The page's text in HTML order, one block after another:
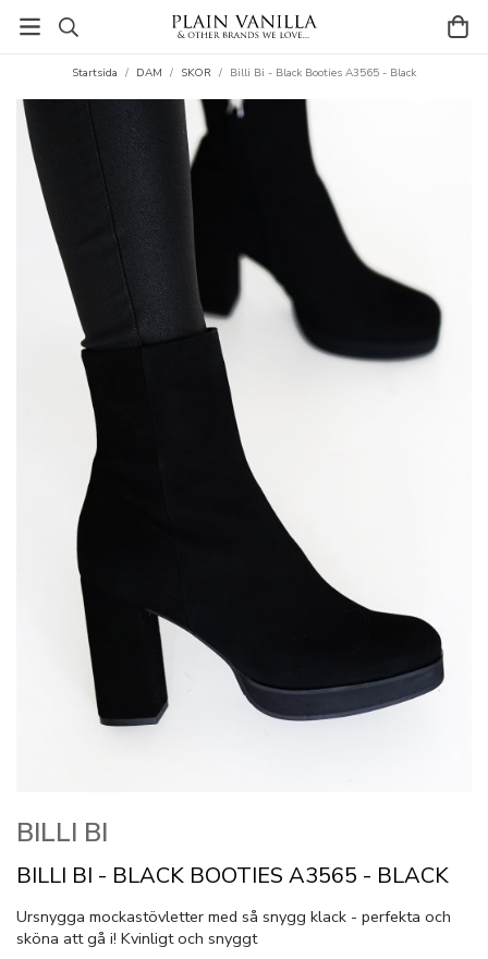
Startsida / DAM / SKOR / Billi Bi - Black Booties A3565 - Black
BILLI BI
BILLI BI - BLACK BOOTIES A3565 - BLACK
Ursnygga mockastövletter med så snygg klack - perfekta och
sköna att gå i! Kvinligt och snyggt